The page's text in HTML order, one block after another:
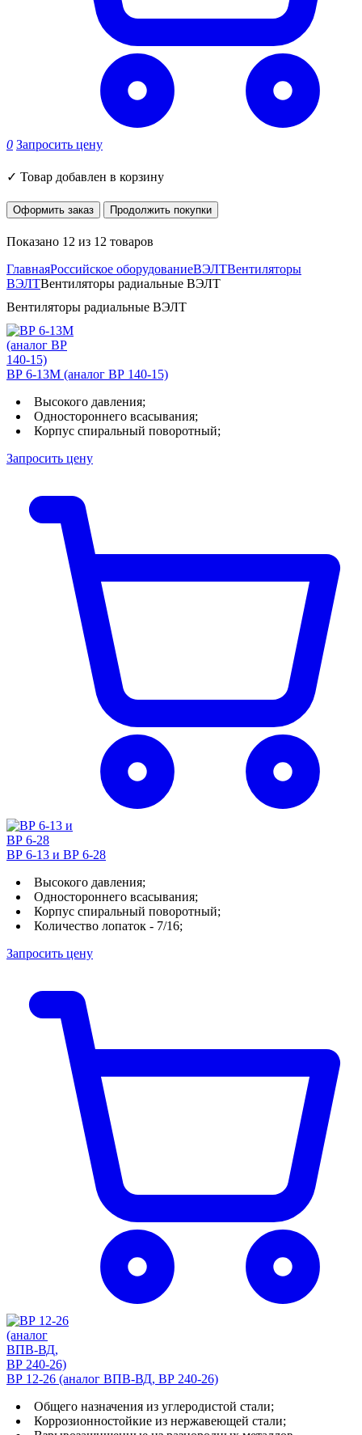
0 Запросить цену
✓ Товар добавлен в корзину
Оформить заказ Продолжить покупки
Показано 12 из 12 товаров
ГлавнаяРоссийское оборудованиеВЭЛТВентиляторы
ВЭЛТВентиляторы радиальные ВЭЛТ
Вентиляторы радиальные ВЭЛТ
ВР 6-13М (аналог ВР 140-15)
Высокого давления;
Одностороннего всасывания;
Корпус спиральный поворотный;
Запросить цену
ВР 6-13 и ВР 6-28
Высокого давления;
Одностороннего всасывания;
Корпус спиральный поворотный;
Количество лопаток - 7/16;
Запросить цену
ВР 12-26 (аналог ВПВ-ВД, ВР 240-26)
Общего назначения из углеродистой стали;
Коррозионностойкие из нержавеющей стали;